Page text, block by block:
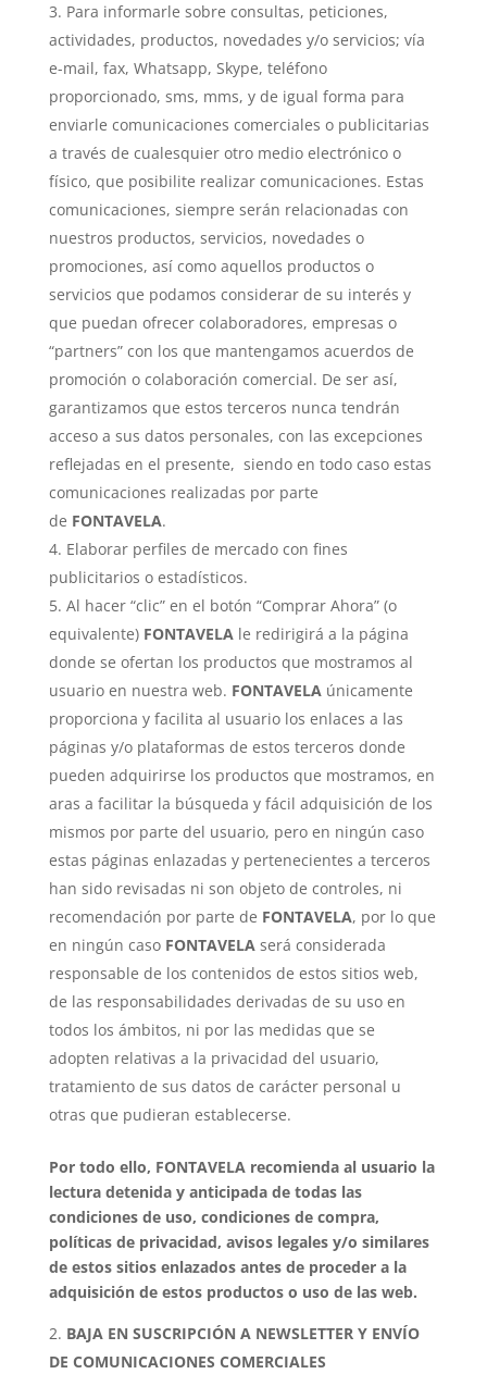
Para informarle sobre consultas, peticiones,
actividades, productos, novedades y/o servicios; vía
e-mail, fax, Whatsapp, Skype, teléfono
proporcionado, sms, mms, y de igual forma para
enviarle comunicaciones comerciales o publicitarias
a través de cualesquier otro medio electrónico o
físico, que posibilite realizar comunicaciones. Estas
comunicaciones, siempre serán relacionadas con
nuestros productos, servicios, novedades o
promociones, así como aquellos productos o
servicios que podamos considerar de su interés y
que puedan ofrecer colaboradores, empresas o
“partners” con los que mantengamos acuerdos de
promoción o colaboración comercial. De ser así,
garantizamos que estos terceros nunca tendrán
acceso a sus datos personales, con las excepciones
reflejadas en el presente, siendo en todo caso estas
comunicaciones realizadas por parte
de FONTAVELA.
Elaborar perfiles de mercado con fines
publicitarios o estadísticos.
Al hacer “clic” en el botón “Comprar Ahora” (o
equivalente) FONTAVELAle redirigirá a la página
donde se ofertan los productos que mostramos al
usuario en nuestra web. FONTAVELAúnicamente
proporciona y facilita al usuario los enlaces a las
páginas y/o plataformas de estos terceros donde
pueden adquirirse los productos que mostramos, en
aras a facilitar la búsqueda y fácil adquisición de los
mismos por parte del usuario, pero en ningún caso
estas páginas enlazadas y pertenecientes a terceros
han sido revisadas ni son objeto de controles, ni
recomendación por parte de FONTAVELA, por lo que
en ningún caso FONTAVELAserá considerada
responsable de los contenidos de estos sitios web,
de las responsabilidades derivadas de su uso en
todos los ámbitos, ni por las medidas que se
adopten relativas a la privacidad del usuario,
tratamiento de sus datos de carácter personal u
otras que pudieran establecerse.
Por todo ello, FONTAVELA recomienda al usuario la
lectura detenida y anticipada de todas las
condiciones de uso, condiciones de compra,
políticas de privacidad, avisos legales y/o similares
de estos sitios enlazados antes de proceder a la
adquisición de estos productos o uso de las web.
BAJA EN SUSCRIPCIÓN A NEWSLETTER Y ENVÍO
DE COMUNICACIONES COMERCIALES